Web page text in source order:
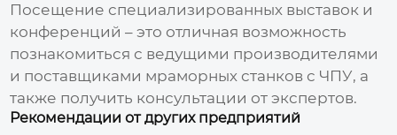
Посещение специализированных выставок и
конференций – это отличная возможность
познакомиться с ведущими производителями
и поставщиками мраморных станков с ЧПУ, а
также получить консультации от экспертов.
Рекомендации от других предприятий